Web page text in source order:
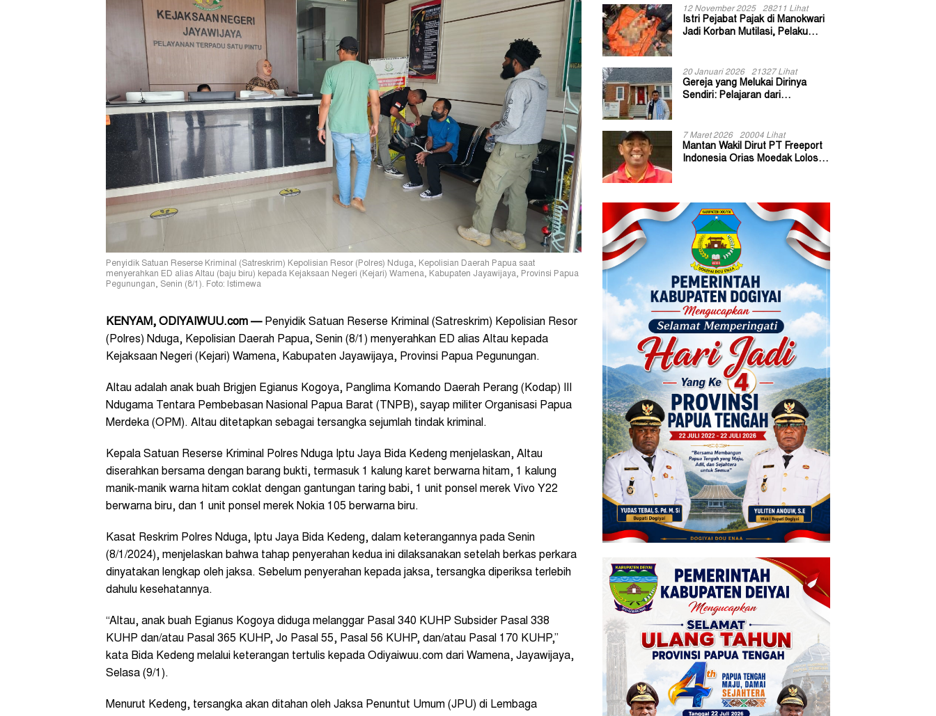
Penyidik Satuan Reserse Kriminal (Satreskrim) Kepolisian Resor (Polres) Nduga, Kepolisian Daerah Papua saat
menyerahkan ED alias Altau (baju biru) kepada Kejaksaan Negeri (Kejari) Wamena, Kabupaten Jayawijaya, Provinsi Papua
Pegunungan, Senin (8/1). Foto: Istimewa
KENYAM, ODIYAIWUU.com — Penyidik Satuan Reserse Kriminal (Satreskrim) Kepolisian Resor
(Polres) Nduga, Kepolisian Daerah Papua, Senin (8/1) menyerahkan ED alias Altau kepada
Kejaksaan Negeri (Kejari) Wamena, Kabupaten Jayawijaya, Provinsi Papua Pegunungan.
Altau adalah anak buah Brigjen Egianus Kogoya, Panglima Komando Daerah Perang (Kodap) III
Ndugama Tentara Pembebasan Nasional Papua Barat (TNPB), sayap militer Organisasi Papua
Merdeka (OPM). Altau ditetapkan sebagai tersangka sejumlah tindak kriminal.
Kepala Satuan Reserse Kriminal Polres Nduga Iptu Jaya Bida Kedeng menjelaskan, Altau
diserahkan bersama dengan barang bukti, termasuk 1 kalung karet berwarna hitam, 1 kalung
manik-manik warna hitam coklat dengan gantungan taring babi, 1 unit ponsel merek Vivo Y22
berwarna biru, dan 1 unit ponsel merek Nokia 105 berwarna biru.
Kasat Reskrim Polres Nduga, Iptu Jaya Bida Kedeng, dalam keterangannya pada Senin
(8/1/2024), menjelaskan bahwa tahap penyerahan kedua ini dilaksanakan setelah berkas perkara
dinyatakan lengkap oleh jaksa. Sebelum penyerahan kepada jaksa, tersangka diperiksa terlebih
dahulu kesehatannya.
“Altau, anak buah Egianus Kogoya diduga melanggar Pasal 340 KUHP Subsider Pasal 338
KUHP dan/atau Pasal 365 KUHP, Jo Pasal 55, Pasal 56 KUHP, dan/atau Pasal 170 KUHP,”
kata Bida Kedeng melalui keterangan tertulis kepada Odiyaiwuu.com dari Wamena, Jayawijaya,
Selasa (9/1).
Menurut Kedeng, tersangka akan ditahan oleh Jaksa Penuntut Umum (JPU) di Lembaga
12 November 2025 28211 Lihat
Istri Pejabat Pajak di Manokwari
Jadi Korban Mutilasi, Pelaku
20 Januari 2026 21327 Lihat
Gereja yang Melukai Dirinya
Sendiri: Pelajaran dari
7 Maret 2026 20004 Lihat
Mantan Wakil Dirut PT Freeport
Indonesia Orias Moedak Lolos